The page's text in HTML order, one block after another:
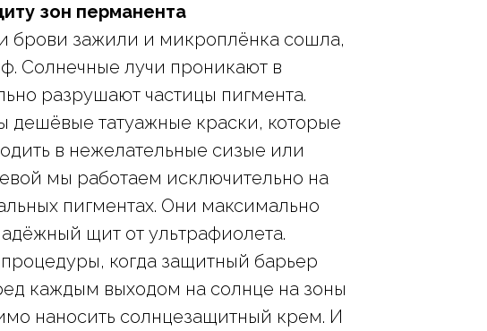
зон перманента
зажили и микроплёнка сошла,
Солнечные лучи проникают в
разрушают частицы пигмента.
татуажные краски, которые
в нежелательные сизые или
мы работаем исключительно на
пигментах. Они максимально
щит от ультрафиолета.
когда защитный барьер
каждым выходом на солнце на зоны
наносить солнцезащитный крем. И